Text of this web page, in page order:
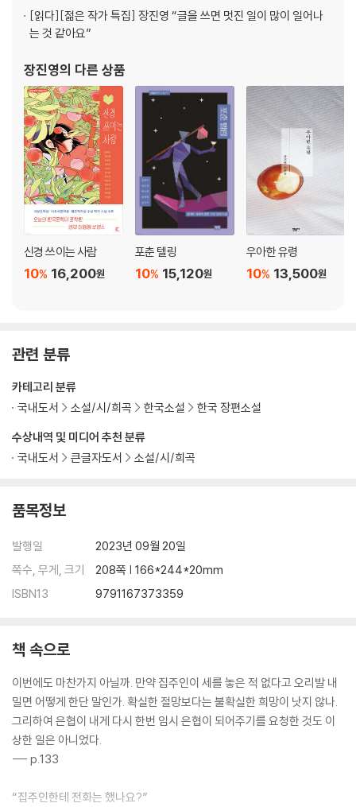
[읽다][젊은 작가 특집] 장진영 “글을 쓰면 멋진 일이 많이 일어나
는 것 같아요”
장진영의 다른 상품
신경 쓰이는 사람
16,200원
10%
포춘 텔링
15,120원
10%
우아한 유령
13,500원
10%
관련 분류
수상내역 및 미디어 추천 분류
국내도서
큰글자도서 소설/시/희곡
카테고리 분류
국내도서
소설/시/희곡 한국소설 한국 장편소설
품목정보
발행일
2023년 09월 20일
쪽수, 무게, 크기
208쪽 | 166*244*20mm
ISBN13
9791167373359
책 속으로
이번에도 마찬가지 아닐까. 만약 집주인이 세를 놓은 적 없다고 오리발 내
밀면 어떻게 한단 말인가. 확실한 절망보다는 불확실한 희망이 낫지 않나.
그리하여 은협이 내게 다시 한번 임시 은협이 되어주기를 요청한 것도 이
상한 일은 아니었다.
--- p.133
“집주인한테 전화는 했나요?”